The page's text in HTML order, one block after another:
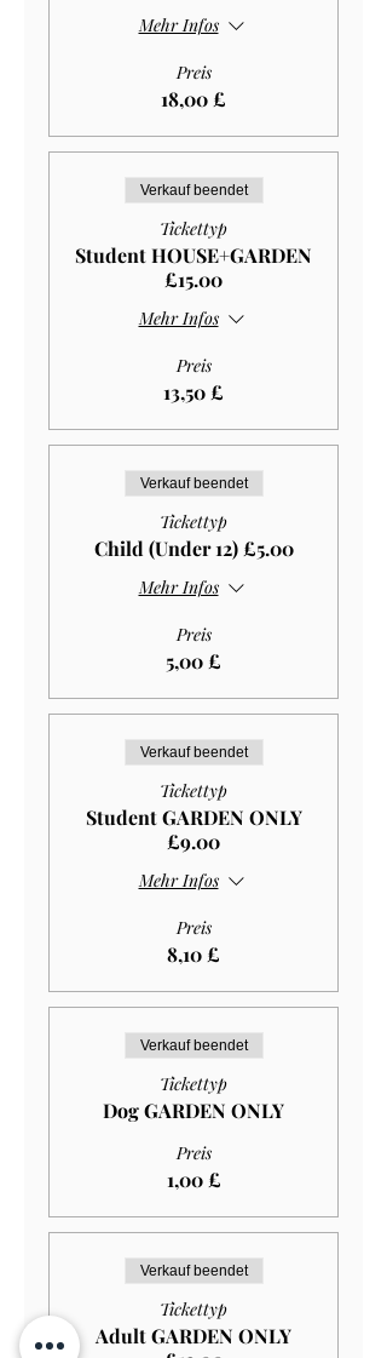
Mehr Infos
Preis
18,00 £
Verkauf beendet
Tickettyp
Student HOUSE+GARDEN
£15.00
Mehr Infos
Preis
13,50 £
Verkauf beendet
Tickettyp
Child (Under 12) £5.00
Mehr Infos
Preis
5,00 £
Verkauf beendet
Tickettyp
Student GARDEN ONLY
£9.00
Mehr Infos
Preis
8,10 £
Verkauf beendet
Tickettyp
Dog GARDEN ONLY
Preis
1,00 £
Verkauf beendet
Tickettyp
Adult GARDEN ONLY